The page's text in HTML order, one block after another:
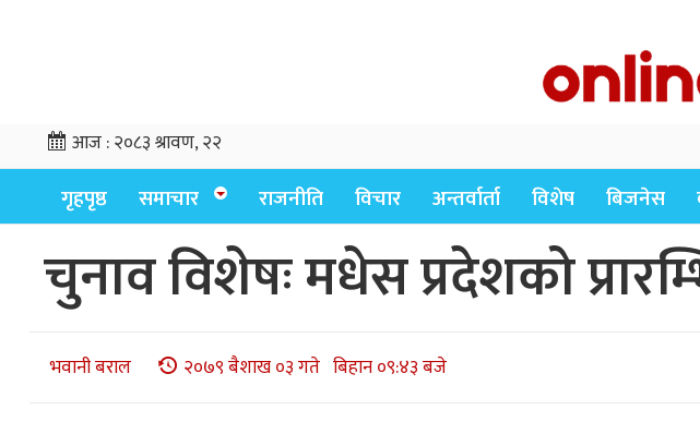
आज :२०८३ श्रावण, २२
गृहपृष्ठ समाचार राजनीति विचार अन्तर्वार्ता विशेष बिजनेस
चुनाव विशेषः मधेस प्रदेशको
भवानी बराल २०७९ बैशाख ०३ गते बिहान ०९:४३ बजे